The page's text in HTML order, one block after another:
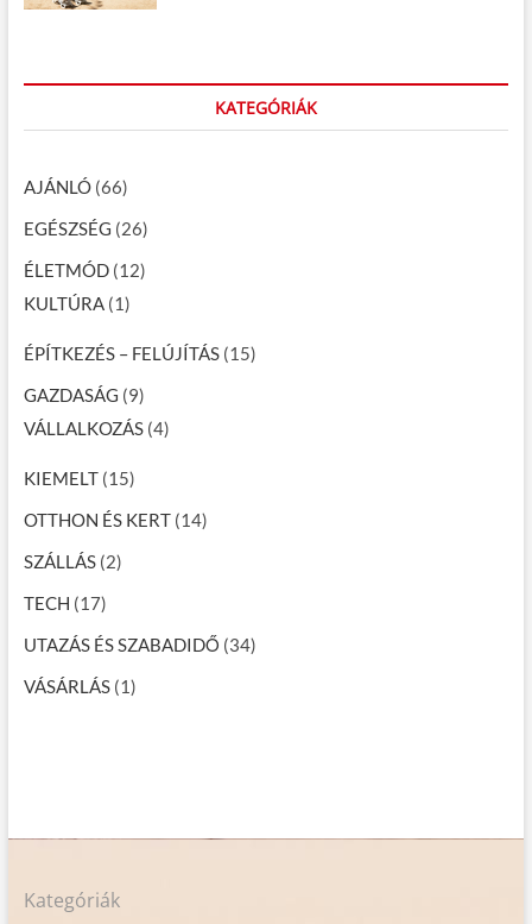
KATEGÓRIÁK
AJÁNLÓ(66)
EGÉSZSÉG (26)
ÉLETMÓD(12)
KULTÚRA(1)
ÉPÍTKEZÉS – FELÚJÍTÁS(15)
GAZDASÁG (9)
VÁLLALKOZÁS(4)
KIEMELT(15)
OTTHON ÉS KERT(14)
SZÁLLÁS(2)
TECH (17)
UTAZÁS ÉS SZABADIDŐ (34)
VÁSÁRLÁS(1)
Kategóriák